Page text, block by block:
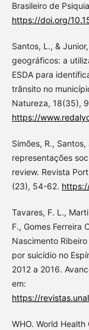
Brasileiro de
https://doi.org/
Santos, L., &
geográficos: a
ESDA para
trânsito no
Natureza, 18(35),
https://
Simões, R.,
representações
review. Revista
(23), 54-62.
Tavares, F. L.,
F., Gomes Ferreira
Nascimento
por suicídio no
2012 a 2016.
em:
https://
WHO. World